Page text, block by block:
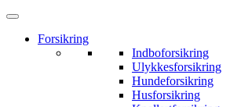
Forsikring
Indboforsikring
Ulykkesforsikring
Hundeforsikring
Husforsikring